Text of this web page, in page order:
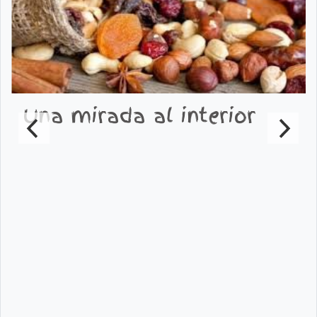
Una mirada al interior